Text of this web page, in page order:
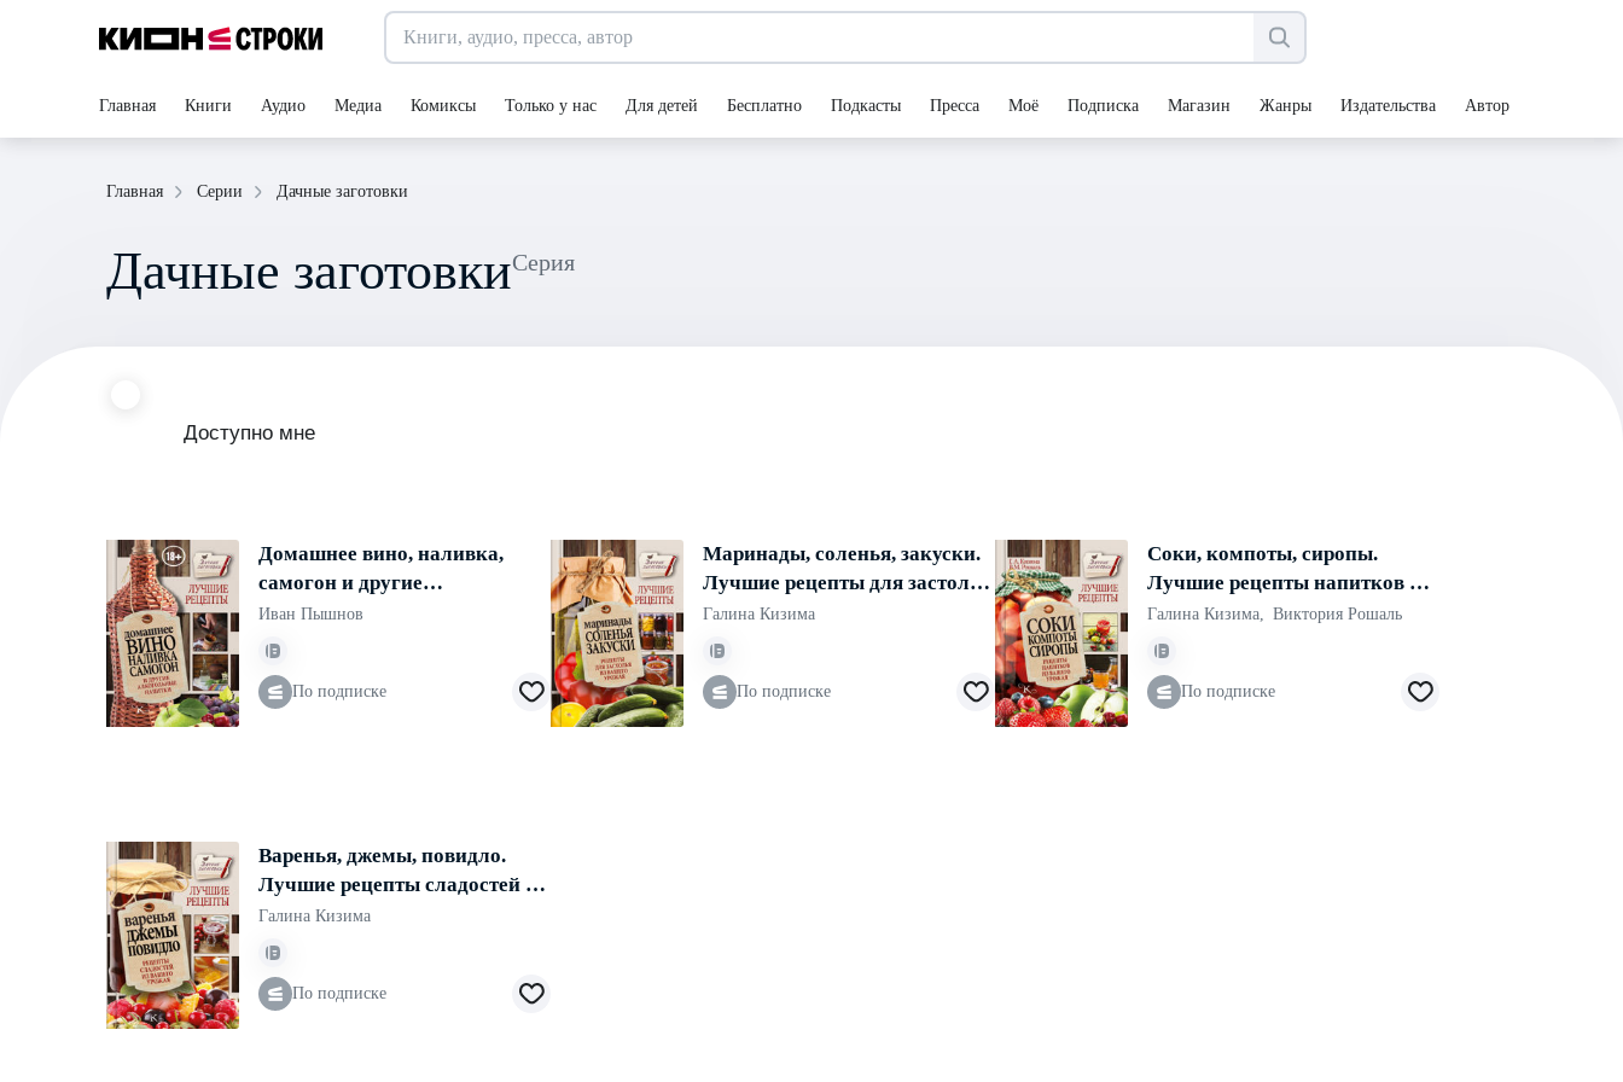
Главная Книги Аудио Медиа Комиксы Только у нас Для детей Бесплатно Подкасты Пресса Моё Подписка Магазин Жанры Издательства Авторы
Главная Серии Дачные заготовки
Дачные заготовки Серия
Доступно мне
Домашнее вино, наливка,
самогон и другие
алкогольные напитки.
Лучшие рецепты
Иван Пышнов
По подписке
Маринады, соленья, закуски.
Лучшие рецепты для застолья
из вашего урожая
Галина Кизима
По подписке
Соки, компоты, сиропы.
Лучшие рецепты напитков из
вашего урожая
Галина Кизима, Виктория Рошаль
По подписке
Варенья, джемы, повидло.
Лучшие рецепты сладостей из
вашего урожая
Галина Кизима
По подписке